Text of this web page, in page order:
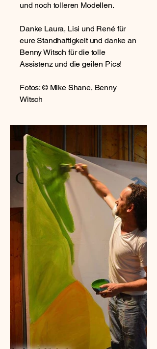
und noch tolleren Modellen.
Danke Laura, Lisi und René für
eure Standhaftigkeit und danke an
Benny Witsch für die tolle
Assistenz und die geilen Pics!
Fotos: © Mike Shane, Benny
Witsch